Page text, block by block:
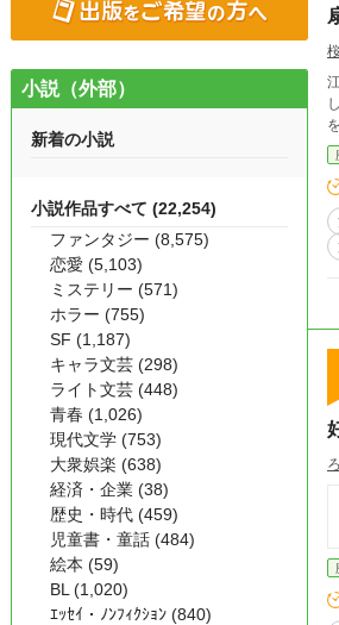
小説（外部）
新着の小説
小説作品すべて (22,254)
ファンタジー (8,575)
恋愛 (5,103)
ミステリー (571)
ホラー (755)
SF (1,187)
キャラ文芸 (298)
ライト文芸 (448)
青春 (1,026)
現代文学 (753)
大衆娯楽 (638)
経済・企業 (38)
歴史・時代 (459)
児童書・童話 (484)
絵本 (59)
BL (1,020)
ｴｯｾｲ・ﾉﾝﾌｨｸｼｮﾝ (840)